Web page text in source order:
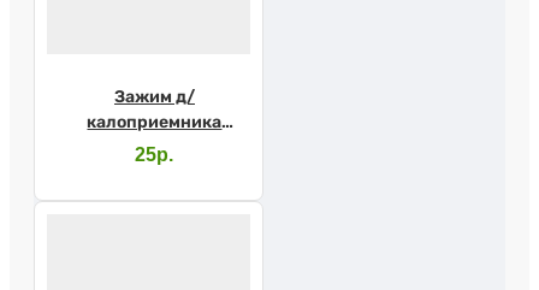
Зажим д/
калоприемника
Абуцел
25р.